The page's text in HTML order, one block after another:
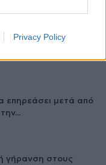
Privacy Policy
πρέπει να λέτε σε
επηρεάσει μετά από
γήρανση στους